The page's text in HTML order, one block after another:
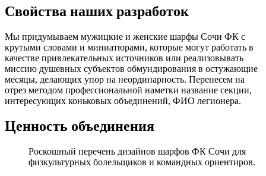
Свойства наших разработок
Мы придумываем мужицкие и женские шарфы Сочи ФК с
крутыми словами и миниатюрами, которые могут работать в
качестве привлекательных источников или реализовывать
миссию душевных субъектов обмундирования в остужающие
месяцы, делающих упор на неординарность. Перенесем на
отрез методом профессиональной наметки название секции,
интересующих коньковых объединений, ФИО легионера.
Ценность объединения
Роскошный перечень дизайнов шарфов ФК Сочи для
физкультурных болельщиков и командных ориентиров.